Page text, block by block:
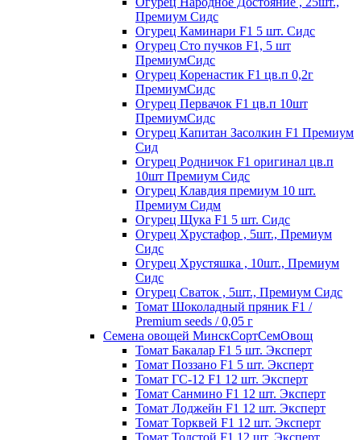
Премиум Сидс
Огурец Каминари F1 5 шт. Сидс
Огурец Сто пучков F1, 5 шт
ПремиумСидс
Огурец Коренастик F1 цв.п 0,2г
ПремиумСидс
Огурец Первачок F1 цв.п 10шт
ПремиумСидс
Огурец Капитан Засолкин F1 Премиум
Сид
Огурец Родничок F1 оригинал цв.п
10шт Премиум Сидс
Огурец Клавдия премиум 10 шт.
Премиум Сидм
Огурец Щука F1 5 шт. Сидс
Огурец Хрустафор , 5шт., Премиум
Сидс
Огурец Хрустяшка , 10шт., Премиум
Сидс
Огурец Сваток , 5шт., Премиум Сидс
Томат Шоколадный пряник F1 /
Premium seeds / 0,05 г
Семена овощей МинскСортСемОвощ
Томат Бакалар F1 5 шт. Эксперт
Томат Поззано F1 5 шт. Эксперт
Томат ГС-12 F1 12 шт. Эксперт
Томат Санмино F1 12 шт. Эксперт
Томат Лоджейн F1 12 шт. Эксперт
Томат Торквей F1 12 шт. Эксперт
Томат Толстой F1 12 шт. Эксперт